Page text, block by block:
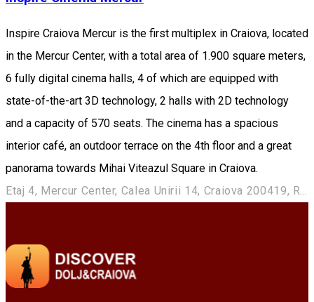
Inspire Craiova Mercur is the first multiplex in Craiova, located
in the Mercur Center, with a total area of ​​1.900 square meters,
6 fully digital cinema halls, 4 of which are equipped with
state-of-the-art 3D technology, 2 halls with 2D technology
and a capacity of 570 seats. The cinema has a spacious
interior café, an outdoor terrace on the 4th floor and a great
panorama towards Mihai Viteazul Square in Craiova.